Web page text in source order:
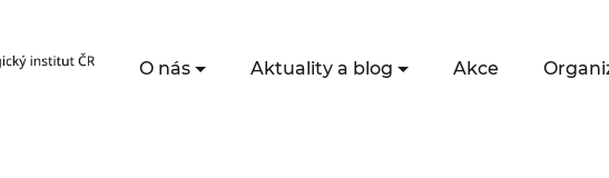
O nás Aktuality a blog Akce